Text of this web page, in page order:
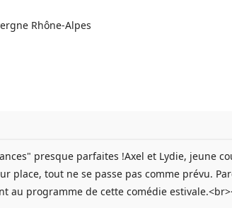
Rhône-Alpes
presque parfaites !Axel et Lydie, jeune
place, tout ne se passe pas comme prévu.
au programme de cette comédie